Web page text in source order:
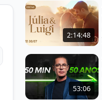
2:14:48
53:06